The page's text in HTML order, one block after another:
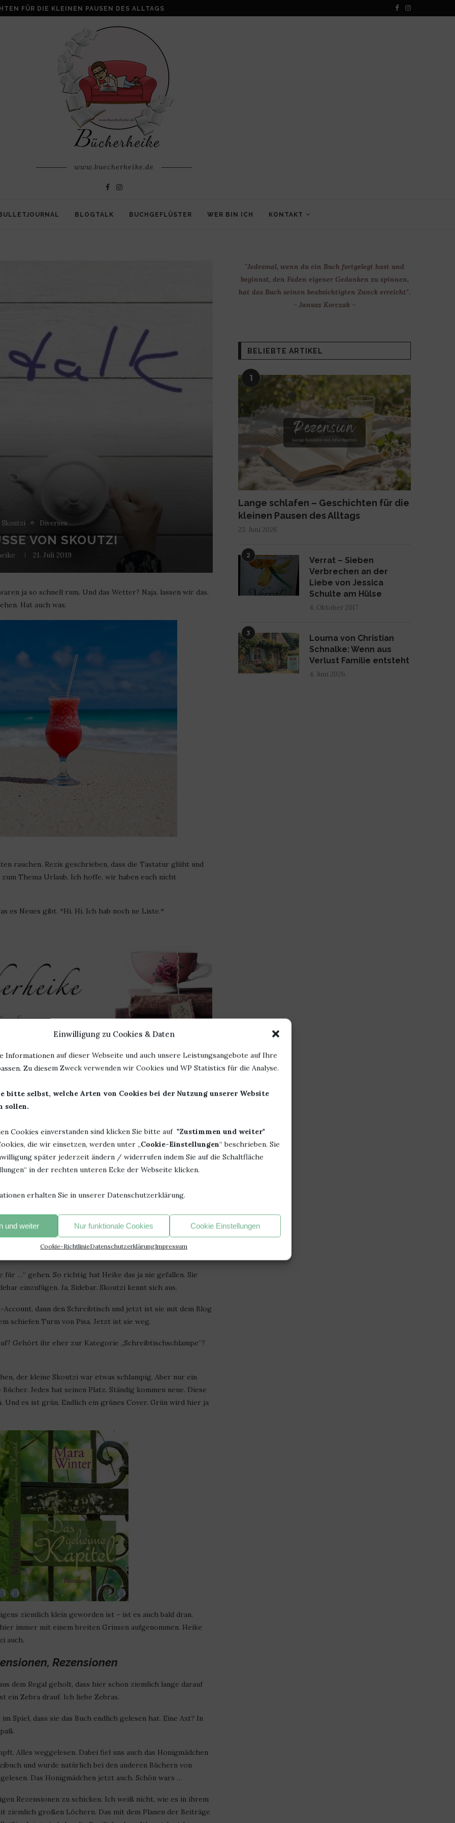
Einwilligung zu Cookies & Daten
Informationen auf dieser Webseite und auch unsere Leistungsangebote auf Ihre
Zu diesem Zweck verwenden wir Cookies und WP Statistics für die Analyse.
bitte selbst, welche Arten von Cookies bei der Nutzung unserer Website
sollen.
Cookies einverstanden sind klicken Sie bitte auf "Zustimmen und weiter"
die wir einsetzen, werden unter „Cookie-Einstellungen“ beschrieben. Sie
später jederzeit ändern / widerrufen indem Sie auf die Schaltfläche
in der rechten unteren Ecke der Webseite klicken.
erhalten Sie in unserer Datenschutzerklärung.
und weiter Nur funktionale Cookies Cookie Einstellungen
Cookie-RichtlinieDatenschutzerklärungImpressum
WENN AUS VERLUST FAMILIE ENTSTEHT
www.buecherheike.de
BLOGTALK BUCHGEFLÜSTER WER BIN ICH KONTAKT
Diverses
VON SKOUTZI
21. Juli 2019
ja so schnell rum. Und das Wetter? Naja, lassen wir das.
Hat auch was.
rauchen. Rezis geschrieben, dass die Tastatur glüht und
Thema Urlaub. Ich hoffe, wir haben euch nicht
es Neues gibt. *Hi. Hi. Ich hab noch ne Liste.*
ganz alleine machen darf. Heike meint, ich bin schon
also waren alle zufrieden. Vielleicht ändern wir noch
noch hitzig diskutiert.
Die wird bald „Über uns“ heißen und der kleine Skoutzi
zillionen Beschwerden meinerseits – eingesehen und
dass das auf irgendeiner Liste verschwindet. Man weiß ja
dem kleinen Extra“ nicht mehr weiterführen. Mit
einer mit. Habt ihr ja bestimmt alle auch schon
einfallen lassen. Aber momentan sieht es so aus, als würde
…“ gehen. So richtig hat Heike das ja nie gefallen. Sie
einzufügen. Ja, Sidebar. Skoutzi kennt sich aus.
dann den Schreibtisch und jetzt ist sie mit dem Blog
schiefen Turm von Pisa. Jetzt ist sie weg.
Gehört ihr eher zur Kategorie „Schreibtischschlampe“?
der kleine Skoutzi war etwas schlampig. Aber nur ein
Jedes hat seinen Platz. Ständig kommen neue. Diese
Und es ist grün. Endlich ein grünes Cover. Grün wird hier ja
ziemlich klein geworden ist – ist es auch bald dran.
immer mit einem breiten Grinsen aufgenommen. Heike
auch.
Rezensionen
dem Regal geholt, dass hier schon ziemlich lange darauf
ein Zebra drauf. Ich liebe Zebras.
Spiel, dass sie das Buch endlich gelesen hat. Eine Axt? In
Alles weggelesen. Dabei fiel uns auch das Honigmädchen
und wurde natürlich bei den anderen Büchern von
Das Honigmädchen jetzt auch. Schön wars …
Rezensionen zu schicken. Ich weiß nicht, wie es in ihrem
ziemlich großen Löchern. Das mit dem Planen der Beiträge
"Jedesmal, wenn du ein Buch fortgelegt hast und
beginnst, den Faden eigener Gedanken zu spinnen,
hat das Buch seinen beabsichtigten Zweck erreicht".
- Janusz Korczak –
BELIEBTE ARTIKEL
1
Lange schlafen – Geschichten für die
kleinen Pausen des Alltags
23. Juni 2026
2
Verrat – Sieben
Verbrechen an der
Liebe von Jessica
Schulte am Hülse
4. Oktober 2017
3
Louma von Christian
Schnalke: Wenn aus
Verlust Familie entsteht
4. Juni 2026